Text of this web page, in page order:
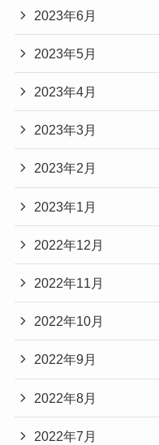
2023年6月
2023年5月
2023年4月
2023年3月
2023年2月
2023年1月
2022年12月
2022年11月
2022年10月
2022年9月
2022年8月
2022年7月